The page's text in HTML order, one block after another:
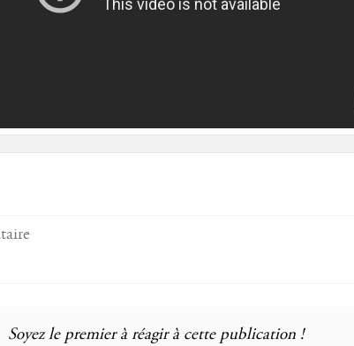
Soyez le premier à réagir à cette publication !